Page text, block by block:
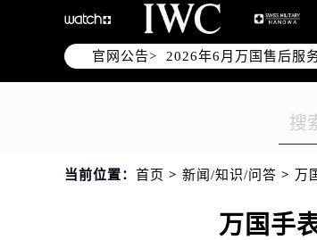
官网公告>
2026年6月万国上海市
2026年6月上海市万国
2026年6月万国售后服
上海市徐汇区虹桥路3
上海市黄浦区南京东
节假日正常营业！
当前位置： 首页 > 新闻/知识/问答 > 万
万国手